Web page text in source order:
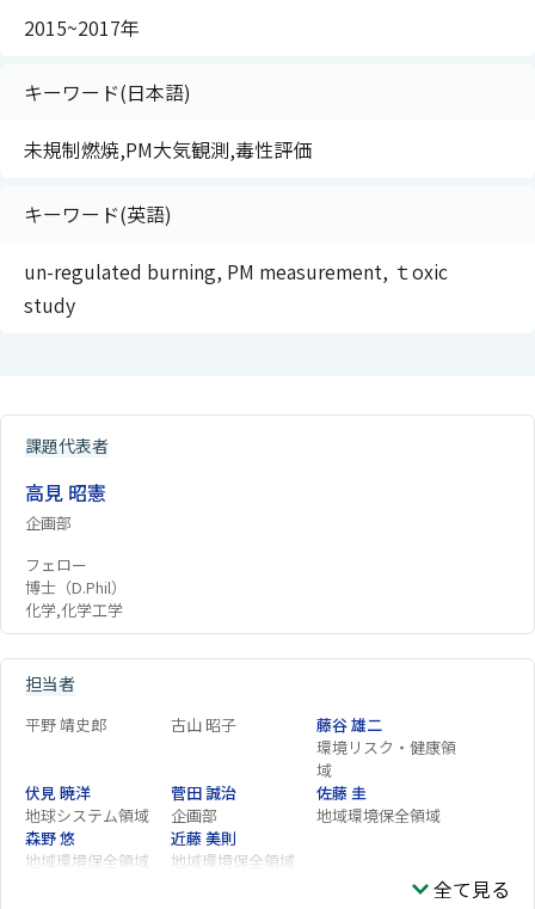
2015~2017年
キーワード(日本語)
未規制燃焼,PM大気観測,毒性評価
キーワード(英語)
un-regulated burning, PM measurement, ｔoxic
study
課題代表者
高見 昭憲
企画部
フェロー
博士（D.Phil）
化学,化学工学
担当者
平野 靖史郎 古山 昭子
藤谷 雄二
環境リスク・健康領
域
伏見 暁洋
地球システム領域
菅田 誠治
企画部
佐藤 圭
地域環境保全領域
森野 悠
地域環境保全領域
近藤 美則
地域環境保全領域
全て見る